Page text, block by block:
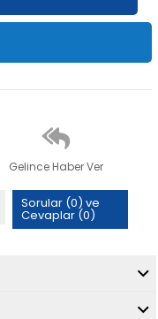
Gelince Haber Ver
Sorular (0) ve
Cevaplar (0)